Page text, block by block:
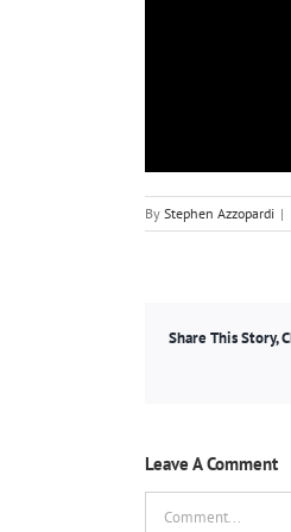
By Stephen Azzopardi |
Share This Story,
Leave A Comment